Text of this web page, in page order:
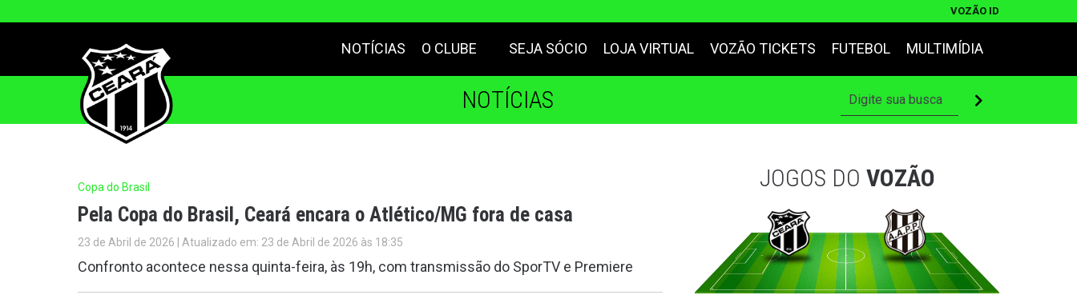
VOZÃO ID
NOTÍCIAS O CLUBE SEJA SÓCIO LOJA VIRTUAL VOZÃO TICKETS FUTEBOL MULTIMÍDIA
NOTÍCIAS
Copa do Brasil
Pela Copa do Brasil, Ceará encara o Atlético/MG fora de casa
23 de Abril de 2026 | Atualizado em: 23 de Abril de 2026 às 18:35
Confronto acontece nessa quinta-feira, às 19h, com transmissão do SporTV e Premiere
JOGOS DO VOZÃO